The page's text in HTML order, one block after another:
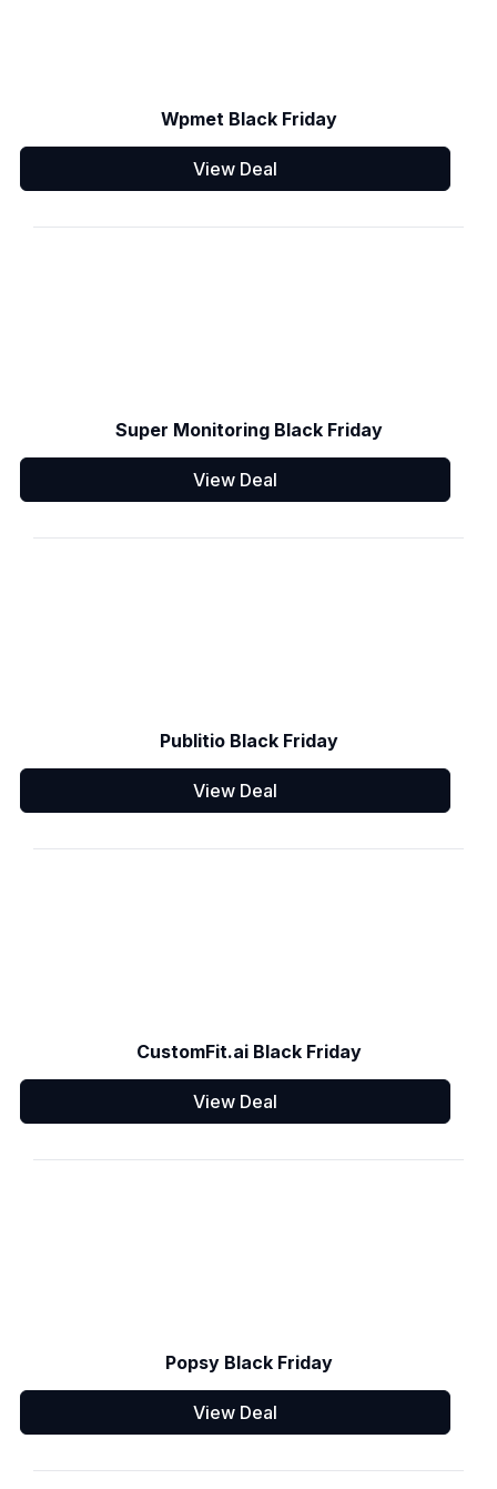
Wpmet Black Friday
View Deal
Super Monitoring Black Friday
View Deal
Publitio Black Friday
View Deal
CustomFit.ai Black Friday
View Deal
Popsy Black Friday
View Deal